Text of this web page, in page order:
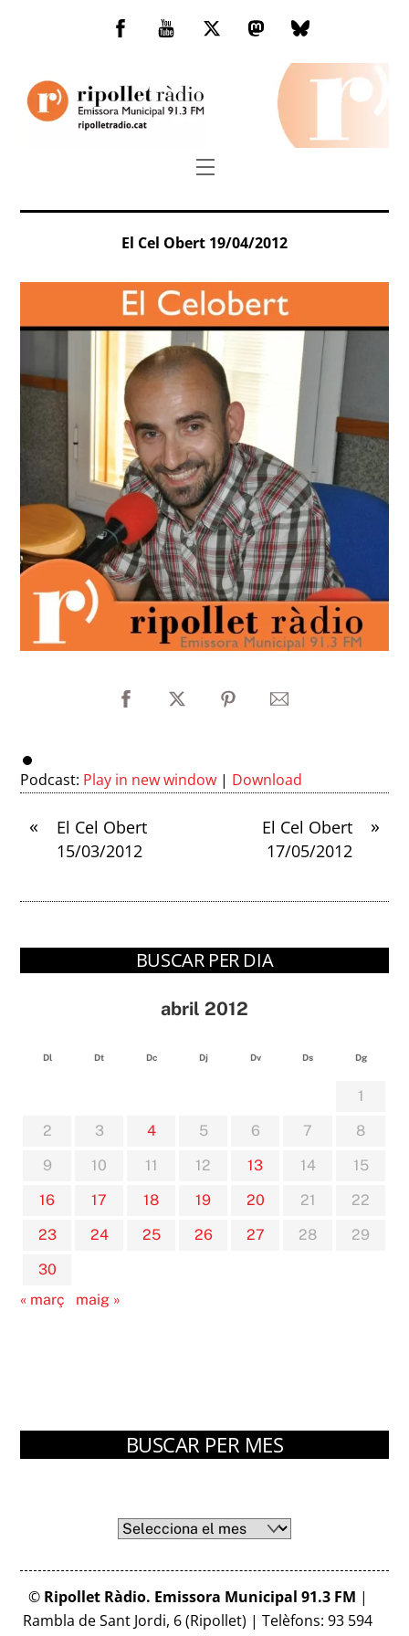
Facebook
You
TwitterMastodonBluesky
Menu
El Cel Obert 19/04/2012
Podcast: Play in new window | Download
«
El Cel Obert
15/03/2012
»
El Cel Obert
17/05/2012
BUSCAR PER DIA
abril 2012
Dl Dt Dc Dj Dv Ds Dg
1
2
3 4 5 6 7
8
9
10 11 12 13 14
15
16
17 18 19 20 21
22
23
24 25 26 27 28
29
30
« març
maig »
BUSCAR PER MES
Arxius
© Ripollet Ràdio. Emissora Municipal 91.3 FM |
Rambla de Sant Jordi, 6 (Ripollet) | Telèfons: 93 594